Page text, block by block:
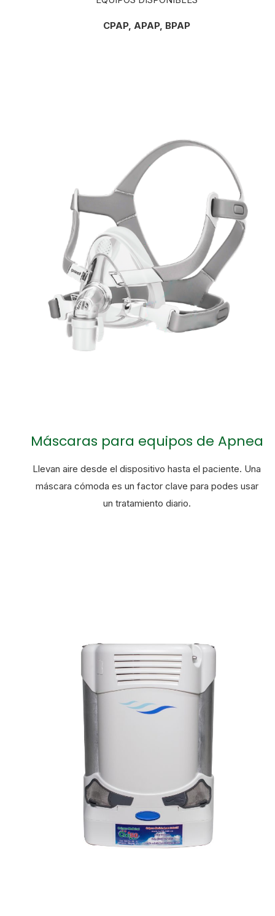
CPAP, APAP, BPAP
Máscaras para equipos de Apnea
Llevan aire desde el dispositivo hasta el paciente. Una
máscara cómoda es un factor clave para podes usar
un tratamiento diario.